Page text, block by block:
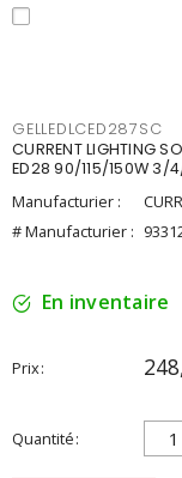
GELLEDLCED287SC
CURRENT LIGHTING
ED28 90/115/150W 3/
Manufacturier :
# Manufacturier :
En inventaire
Prix
Quantité